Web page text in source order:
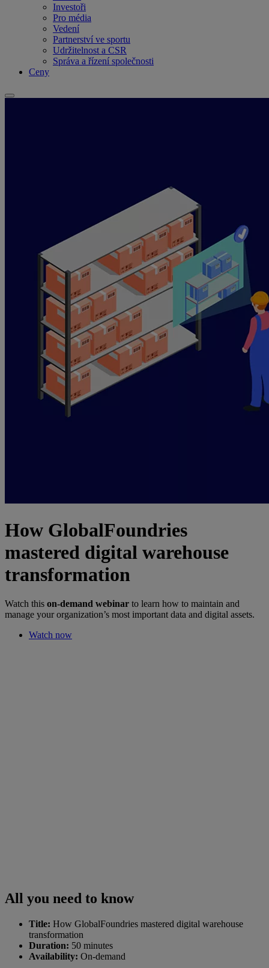
Investoři
Pro média
Vedení
Partnerství ve sportu
Udržitelnost a CSR
Správa a řízení společnosti
Ceny
How GlobalFoundries
mastered digital warehouse
transformation
Watch this on-demand webinar to learn how to maintain and
manage your organization’s most important data and digital assets.
Watch now
All you need to know
Title: How GlobalFoundries mastered digital warehouse
transformation
Duration: 50 minutes
Availability: On-demand